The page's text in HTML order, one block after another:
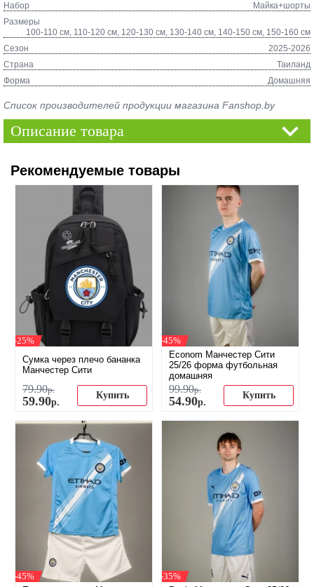
Набор
Майка+шорты
Размеры
100-110 см, 110-120 см, 120-130 см, 130-140 см, 140-150 см, 150-160 см
Сезон
2025-2026
Страна
Таиланд
Форма
Домашняя
Список производителей продукции магазина Fanshop.by
Описание товара
Рекомендуемые товары
-25%
Сумка через плечо бананка
Манчестер Сити
79.90р.
59.90р.
Купить
-45%
Econom Манчестер Сити
25/26 форма футбольная
домашняя
99.90р.
54.90р.
Купить
-45%
-35%